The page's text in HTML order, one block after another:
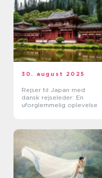
30. august 2025
Rejser til Japan med
dansk rejseleder: En
uforglemmelig oplevelse